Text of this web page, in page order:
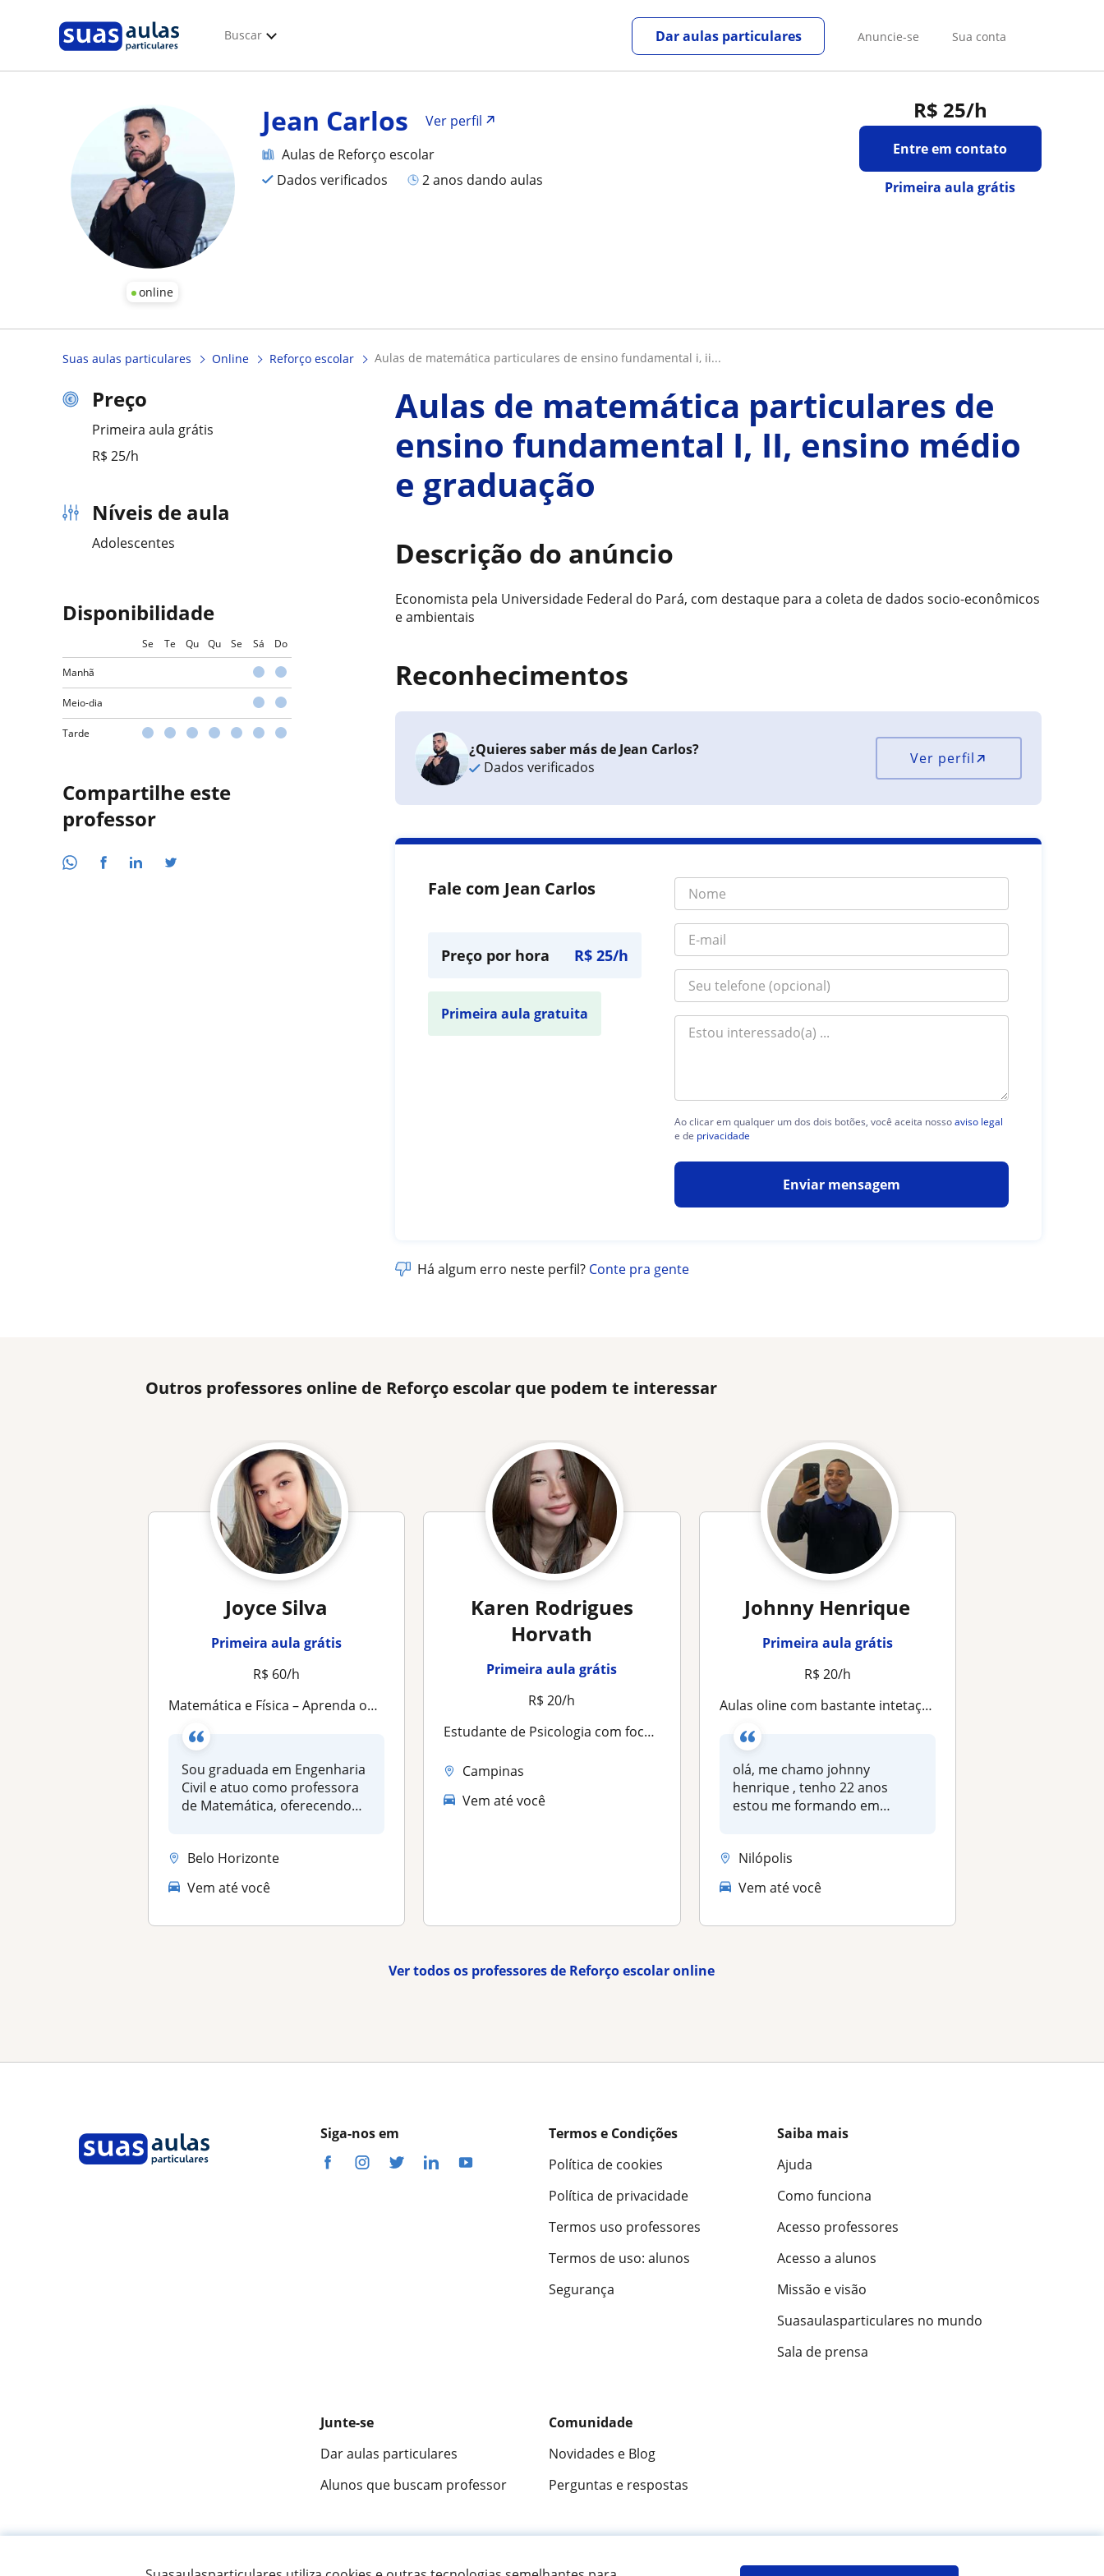
Buscar Anuncie-se Sua conta
Dar aulas particulares
online
R$ 25/h
Entre em contato
Primeira aula grátis
Jean Carlos
Ver perfil
Aulas de Reforço escolar
Dados verificados
2 anos dando aulas
Suas aulas particulares Online Reforço escolar aulas de matemática particulares de ensino fundamental i, ii...
Preço
Primeira aula grátis
R$ 25/h
Níveis de aula
Adolescentes
Disponibilidade
Se Te Qu Qu Se Sá Do
Manhã
Meio-dia
Tarde
Compartilhe este
professor
Aulas de matemática particulares de
ensino fundamental I, II, ensino médio
e graduação
Descrição do anúncio
Economista pela Universidade Federal do Pará, com destaque para a coleta de dados socio-econômicos
e ambientais
Reconhecimentos
¿Quieres saber más de Jean Carlos?
Dados verificados
Ver perfil
Fale com Jean Carlos
Preço por hora R$ 25/h
Primeira aula gratuita
Ao clicar em qualquer um dos dois botões, você aceita nossoaviso legal
e de privacidade
Enviar mensagem
Há algum erro neste perfil? Conte pra gente
Outros professores online de Reforço escolar que podem te interessar
Joyce Silva
Primeira aula grátis
R$ 60/h
Matemática e Física – Aprenda on line de forma simples e sem medo!
Sou graduada em Engenharia
Civil e atuo como professora
de Matemática, oferecendo
Belo Horizonte
Vem até você
Karen Rodrigues
Horvath
Primeira aula grátis
R$ 20/h
Estudante de Psicologia com foco em aprendizado e reforço escolar
Campinas
Vem até você
Johnny Henrique
Primeira aula grátis
R$ 20/h
aulas oline com bastante intetação com o aluno sobre os conteúdos
olá, me chamo johnny
henrique , tenho 22 anos
estou me formando em
Nilópolis
Vem até você
Ver todos os professores de Reforço escolar online
Siga-nos em
Termos e Condições
Política de cookies
Política de privacidade
Termos uso professores
Termos de uso: alunos
Segurança
Saiba mais
Ajuda
Como funciona
Acesso professores
Acesso a alunos
Missão e visão
Suasaulasparticulares no mundo
Sala de prensa
Junte-se
Dar aulas particulares
Alunos que buscam professor
Comunidade
Novidades e Blog
Perguntas e respostas
opiniões de alunos